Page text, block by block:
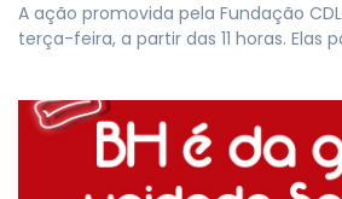
A ação promovida pela Fundação
terça-feira, a partir das 11 horas. Elas